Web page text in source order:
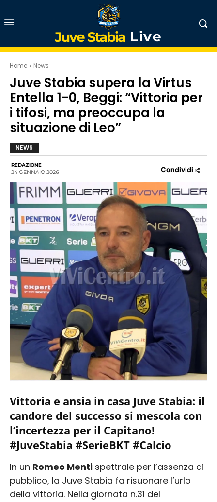
Juve Stabia Live
Home News
Juve Stabia supera la Virtus
Entella 1-0, Beggi: “Vittoria per
i tifosi, ma preoccupa la
situazione di Leo”
NEWS
REDAZIONE
24 GENNAIO 2026 Condividi
Vittoria e ansia in casa Juve Stabia: il
candore del successo si mescola con
l’incertezza per il Capitano!
#JuveStabia #SerieBKT #Calcio
In un Romeo Menti spettrale per l’assenza di
pubblico, la Juve Stabia fa risuonare l’urlo
della vittoria. Nella giornata n.31 del